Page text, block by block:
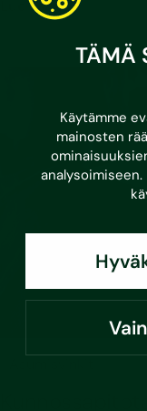
TÄMÄ
Käytämme
mainosten
Lue lisää